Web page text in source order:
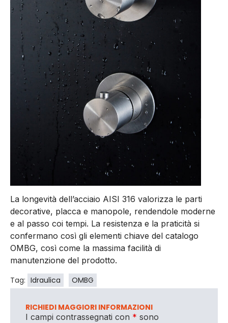
La longevità dell’acciaio AISI 316 valorizza le parti
decorative, placca e manopole, rendendole moderne
e al passo coi tempi. La resistenza e la praticità si
confermano così gli elementi chiave del catalogo
OMBG, così come la massima facilità di
manutenzione del prodotto.
Tag: Idraulica OMBG
RICHIEDI MAGGIORI INFORMAZIONI
I campi contrassegnati con * sono